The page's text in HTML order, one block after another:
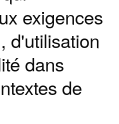
exigences
d'utilisation
dans
de